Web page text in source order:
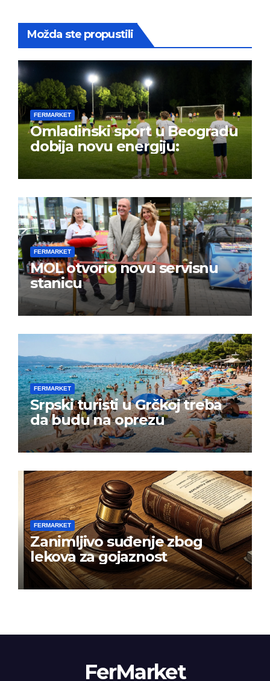
Možda ste propustili
FERMARKET
Omladinski sport u Beogradu
dobija novu energiju:
FERMARKET
MOL otvorio novu servisnu
stanicu
FERMARKET
Srpski turisti u Grčkoj treba
da budu na oprezu
FERMARKET
Zanimljivo suđenje zbog
lekova za gojaznost
FerMarket